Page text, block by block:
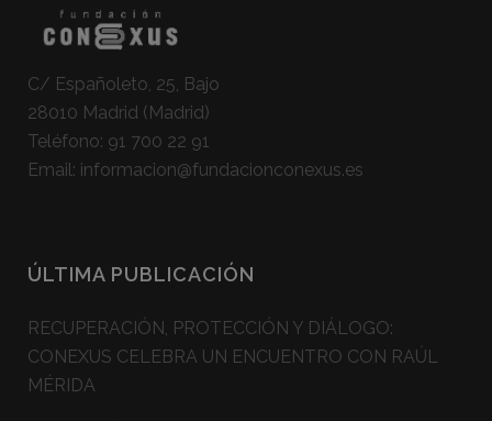
C/ Españoleto, 25, Bajo
28010 Madrid (Madrid)
Teléfono: 91 700 22 91
Email: informacion@fundacionconexus.es
ÚLTIMA PUBLICACIÓN
RECUPERACIÓN, PROTECCIÓN Y DIÁLOGO:
CONEXUS CELEBRA UN ENCUENTRO CON RAÚL
MÉRIDA